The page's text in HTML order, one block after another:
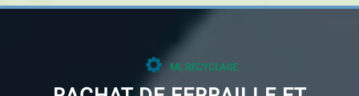
ML RECYCLAGE